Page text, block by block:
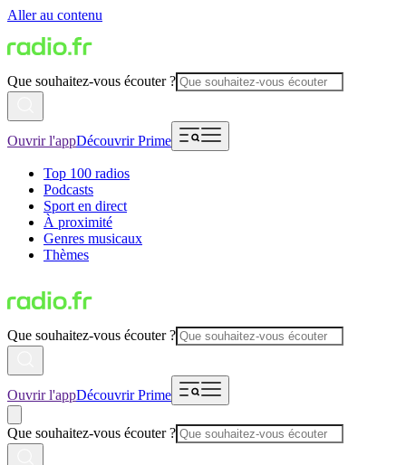
Aller au contenu
Que souhaitez-vous écouter ?
Ouvrir l'appDécouvrir Prime
Top 100 radios
Podcasts
Sport en direct
À proximité
Genres musicaux
Thèmes
Que souhaitez-vous écouter ?
Ouvrir l'appDécouvrir Prime
Que souhaitez-vous écouter ?